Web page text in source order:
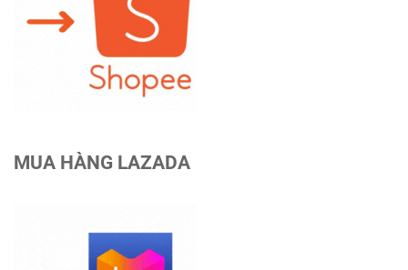
MUA HÀNG LAZADA